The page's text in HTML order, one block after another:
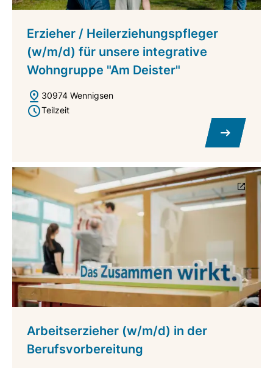
Erzieher / Heilerziehungspfleger
(w/m/d) für unsere integrative
Wohngruppe "Am Deister"
30974 Wennigsen
Teilzeit
Arbeitserzieher (w/m/d) in der
Berufsvorbereitung